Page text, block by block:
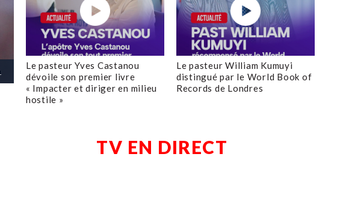
Le pasteur Yves Castanou
dévoile son premier livre
« Impacter et diriger en milieu
hostile »
Le pasteur William Kumuyi
distingué par le World Book of
Records de Londres
TV EN DIRECT